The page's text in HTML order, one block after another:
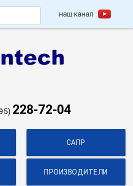
наш канал
228-72-04
САПР
ПРОИЗВОДИТЕЛИ